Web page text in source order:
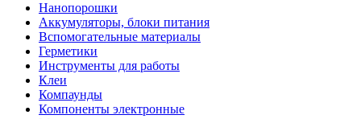
Нанопорошки
Аккумуляторы, блоки питания
Вспомогательные материалы
Герметики
Инструменты для работы
Клеи
Компаунды
Компоненты электронные